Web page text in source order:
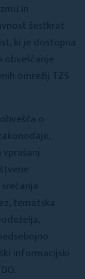
in
šestkrat
ki je dostopna
omrežij TZS
o
tematska
informacijski